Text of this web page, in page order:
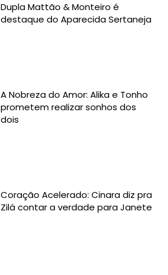
Dupla Mattão & Monteiro é
destaque do Aparecida Sertaneja
A Nobreza do Amor: Alika e Tonho
prometem realizar sonhos dos
dois
Coração Acelerado: Cinara diz pra
Zilá contar a verdade para Janete